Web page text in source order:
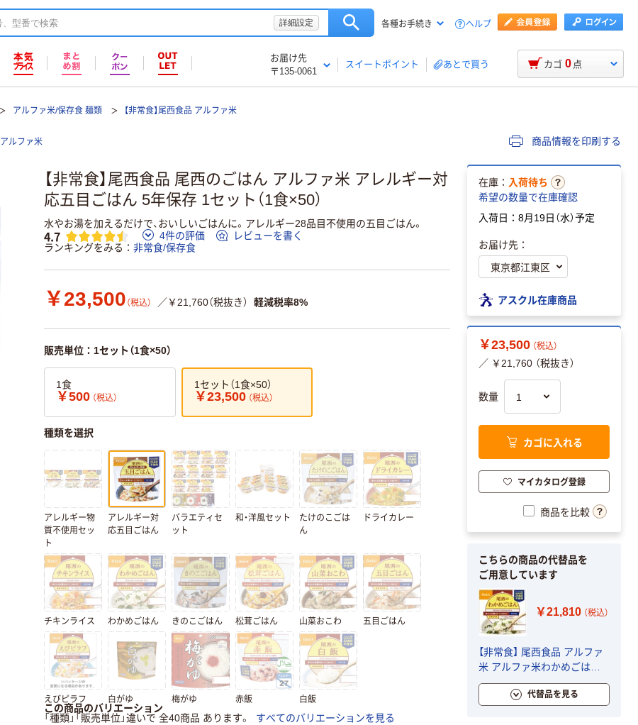
詳細設定 各種お手続き ヘルプ
お届け先
〒135-0061
スイートポイント あとで買う カゴ 0 点
アルファ米/保存食 麺類 【非常食】尾西食品 アルファ米
アルファ米 商品情報を印刷する
【非常食】尾西食品 尾西のごはん アルファ米 アレルギー対
応五目ごはん 5年保存 1セット（1食×50）
水やお湯を加えるだけで、おいしいごはんに。アレルギー28品目不使用の五目ごはん。
4.7 4件の評価
レビューを書く
ランキングをみる
非常食/保存食
￥23,500 （税込） ／￥21,760（税抜き） 軽減税率8%
販売単位：1セット（1食×50）
1食
￥500 （税込）
1セット（1食×50）
￥23,500 （税込）
種類を選択
アレルギー物
質不使用セッ
ト
アレルギー対
応五目ごはん
バラエティセ
ット
和・洋風セット
たけのこごは
ん
ドライカレー
チキンライス わかめごはん きのこごはん 松茸ごはん 山菜おこわ 五目ごはん
えびピラフ 白がゆ 梅がゆ 赤飯 白飯
この商品のバリエーション
「種類」「販売単位」違いで 全40商品 あります。
すべてのバリエーションを見る
在庫： 入荷待ち
希望の数量で在庫確認
入荷日：8月19日（水）予定
お届け先：
アスクル在庫商品
￥23,500 （税込）
／ ￥21,760 （税抜き）
数量
カゴに入れる
マイカタログ登録
商品を比較
こちらの商品の代替品を
ご用意しています
￥21,810 （税込）
【非常食】 尾西食品 アルファ
米 アルファ米わかめごはん1
袋入り 601SE 5年保存 1セッ
ト（1食×50）代替品を見る